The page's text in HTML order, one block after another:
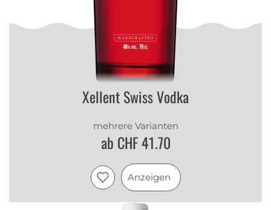
Xellent Swiss Vodka
mehrere Varianten
ab CHF 41.70
Anzeigen